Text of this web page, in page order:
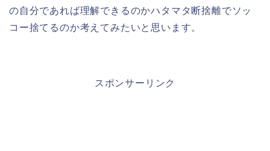
の自分であれば理解できるのかハタマタ断捨離でソッ
コー捨てるのか考えてみたいと思います。
スポンサーリンク